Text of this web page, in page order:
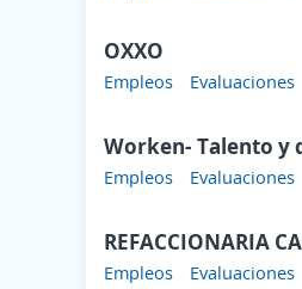
OXXO
Empleos Evaluaciones
Worken- Talento y
Empleos Evaluaciones
REFACCIONARIA
Empleos Evaluaciones